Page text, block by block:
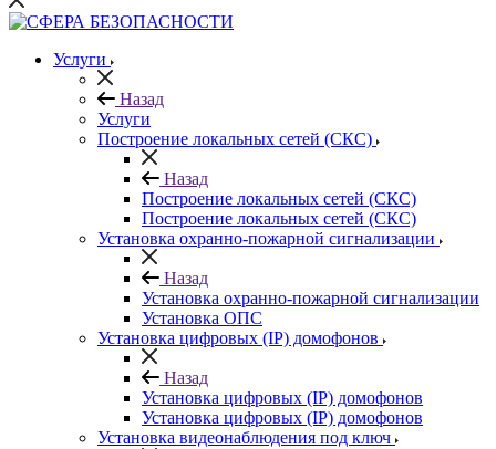
Услуги
Назад
Услуги
Построение локальных сетей (СКС)
Назад
Построение локальных сетей (СКС)
Построение локальных сетей (СКС)
Установка охранно-пожарной сигнализации
Назад
Установка охранно-пожарной сигнализации
Установка ОПС
Установка цифровых (IP) домофонов
Назад
Установка цифровых (IP) домофонов
Установка цифровых (IP) домофонов
Установка видеонаблюдения под ключ